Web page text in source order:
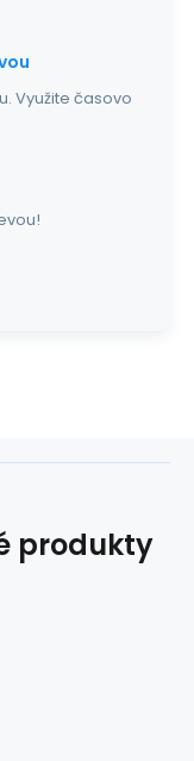
Využite časovo
produkty